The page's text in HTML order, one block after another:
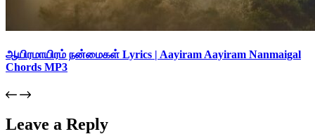
ஆயிரமாயிரம் நன்மைகள் Lyrics | Aayiram Aayiram Nanmaigal
Chords MP3
Leave a Reply